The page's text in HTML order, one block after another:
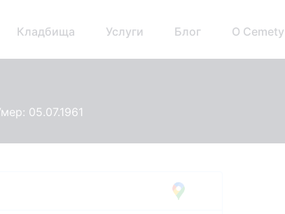
Кладбища Услуги Блог О Cemety
05.07.1961